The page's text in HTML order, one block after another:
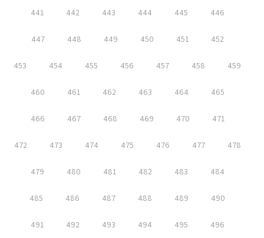
441 442 443 444 445 446
447 448 449 450 451 452
453 454 455 456 457 458 459
460 461 462 463 464 465
466 467 468 469 470 471
472 473 474 475 476 477 478
479 480 481 482 483 484
485 486 487 488 489 490
491 492 493 494 495 496